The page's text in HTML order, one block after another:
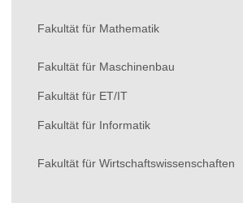
Fakultät für Mathematik
Fakultät für Maschinenbau
Fakultät für ET/IT
Fakultät für Informatik
Fakultät für Wirtschaftswissenschaften